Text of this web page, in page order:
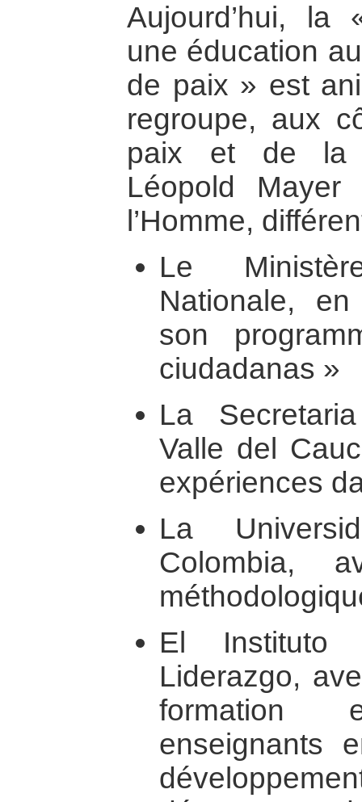
Aujourd’hui, la
une éducation
de paix » est
regroupe, aux
paix et de la
Léopold
l’Homme,
Le
Nationale,
son
ciudadanas »
La
Valle del
expériences
La
Colombia,
El Instituto
Liderazgo,
formation
enseignants